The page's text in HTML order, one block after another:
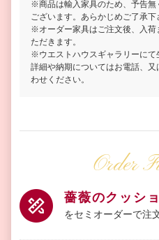
※商品は輸入家具のため、予告
ございます。あらかじめご了承下
※オーダー家具はご注文後、入
ただきます。
※ウエストハウスギャラリーにて
詳細や納期についてはお電話、又
わせください。
Order
薔薇のクッシ
をセミオーダーで注